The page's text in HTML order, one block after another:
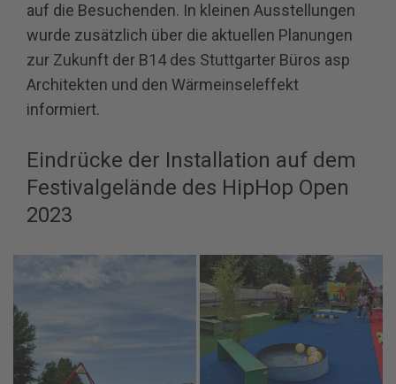
auf die Besuchenden. In kleinen Ausstellungen
wurde zusätzlich über die aktuellen Planungen
zur Zukunft der B14 des Stuttgarter Büros asp
Architekten und den Wärmeinseleffekt
informiert.
Eindrücke der Installation auf dem
Festivalgelände des HipHop Open
2023